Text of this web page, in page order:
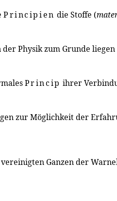
Principien die Stoffe (
Physik zum Grunde
Princip ihrer
zur Möglichkeit der
Ganzen der